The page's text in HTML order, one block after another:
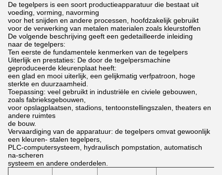
De tegelpers is een soort productieapparatuur die bestaat uit
voeding, vorming, navorming
voor het snijden en andere processen, hoofdzakelijk gebruikt
voor de verwerking van metalen materialen zoals kleurstoffen
De volgende beschrijving geeft een gedetailleerde inleiding
naar de tegelpers:
Ten eerste de fundamentele kenmerken van de tegelpers
Uiterlijk en prestaties: De door de tegelpersmachine
geproduceerde kleurenplaat heeft:
een glad en mooi uiterlijk, een gelijkmatig verfpatroon, hoge
sterkte en duurzaamheid.
Toepassing: veel gebruikt in industriële en civiele gebouwen,
zoals fabrieksgebouwen,
voor opslagplaatsen, stadions, tentoonstellingszalen, theaters en
andere ruimtes
de bouw.
Vervaardiging van de apparatuur: de tegelpers omvat gewoonlijk
een kleuren- stalen tegelpers,
PLC-computersysteem, hydraulisch pompstation, automatisch
na-scheren
systeem en andere onderdelen.